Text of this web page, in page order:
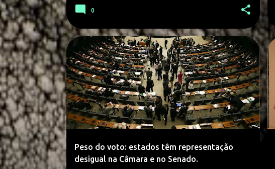
0
Peso do voto: estados têm representação
desigual na Câmara e no Senado.